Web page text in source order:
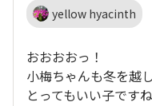
yellow hyacinth
おおおおっ！
小梅ちゃんも冬を越
とってもいい子です